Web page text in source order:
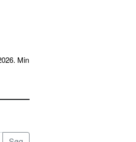
Min